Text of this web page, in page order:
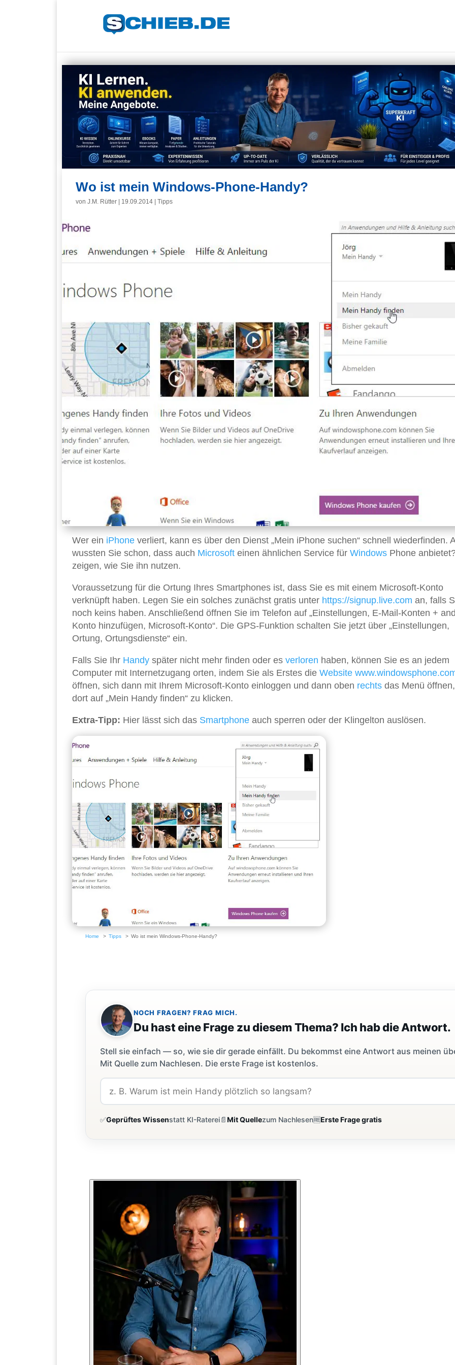
Wo ist mein Windows-Phone-Handy?
von J.M. Rütter 19.09.2014 Tipps
Wer ein iPhone verliert, kann es über den Dienst „Mein iPhone suchen“ schnell wiederfinden.
wussten Sie schon, dass auch Microsoft einen ähnlichen Service für Windows Phone
zeigen, wie Sie ihn nutzen.
Voraussetzung für die Ortung Ihres Smartphones ist, dass Sie es mit einem Microsoft-Konto
verknüpft haben. Legen Sie ein solches zunächst gratis unter https://signup.live.com an, falls
noch keins haben. Anschließend öffnen Sie im Telefon auf „Einstellungen, E-Mail-Konten +
Konto hinzufügen, Microsoft-Konto“. Die GPS-Funktion schalten Sie jetzt über „Einstellungen,
Ortung, Ortungsdienste“ ein.
Falls Sie Ihr Handy später nicht mehr finden oder es verloren haben, können Sie es an jedem
Computer mit Internetzugang orten, indem Sie als Erstes die Website
öffnen, sich dann mit Ihrem Microsoft-Konto einloggen und dann oben rechts das Menü
dort auf „Mein Handy finden“ zu klicken.
Extra-Tipp: Hier lässt sich das Smartphone auch sperren oder der Klingelton auslösen.
Home Tipps Wo ist mein Windows-Phone-Handy?
NOCH FRAGEN? FRAG MICH.
Du hast eine Frage zu diesem Thema? Ich hab die Antwort.
Stell sie einfach — so, wie sie dir gerade einfällt. Du bekommst eine Antwort aus meinen
Mit Quelle zum Nachlesen. Die erste Frage ist kostenlos.
✅Geprüftes Wissenstatt KI-Raterei📄Mit Quellezum Nachlesen🆓Erste Frage gratis